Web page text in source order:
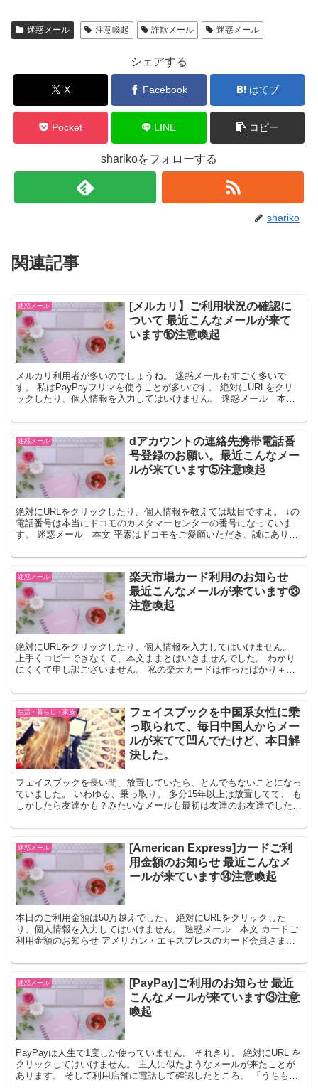
迷惑メール 注意喚起 詐欺メール 迷惑メール
シェアする
X Facebook はてブ
Pocket LINE コピー
sharikoをフォローする
shariko
関連記事
迷惑メール
[メルカリ】ご利用状況の確認に
ついて 最近こんなメールが来て
います⑯注意喚起
メルカリ利用者が多いのでしょうね。 迷惑メールもすごく多いで
す。 私はPayPayフリマを使うことが多いです。 絶対にURLをクリ
ックしたり、個人情報を入力してはいけません。 迷惑メール 本文
迷惑メール
dアカウントの連絡先携帯電話番
号登録のお願い。最近こんなメー
ルが来ています⑤注意喚起
絶対にURLをクリックしたり、個人情報を教えては駄目ですよ。 ↓の
電話番号は本当にドコモのカスタマーセンターの番号になっていま
す。 迷惑メール 本文 平素はドコモをご愛顧いただき、誠にありが
迷惑メール
楽天市場カード利用のお知らせ
最近こんなメールが来ています⑬
注意喚起
絶対にURLをクリックしたり、個人情報を入力してはいけません。
上手くコピーできなくて、本文ままとはいきませんでした。 わかり
にくくて申し訳ございません。 私の楽天カードは作ったばかり＋収
生活・暮らし・家族
フェイスブックを中国系女性に乗
っ取られて、毎日中国人からメー
ルが来てて凹んでたけど、本日解
決した。
フェイスブックを長い間、放置していたら、とんでもないことになっ
ていました。 いわゆる、乗っ取り。 多分15年以上は放置してて、 も
しかしたら友達かも？みたいなメールも最初は友達のお友達でした。
迷惑メール
[American Express]カードご利
用金額のお知らせ 最近こんなメ
ールが来ています⑭注意喚起
本日のご利用金額は50万越えでした。 絶対にURLをクリックした
り、個人情報を入力してはいけません。 迷惑メール 本文 カードご
利用金額のお知らせ アメリカン・エキスプレスのカード会員さまへ
迷惑メール
[PayPay]ご利用のお知らせ 最近
こんなメールが来ています③注意
喚起
PayPayは人生で1度しか使っていません。 それきり。 絶対にURL を
クリックしてはいけません。 主人に似たようなメールが来たことが
あります。 そして利用店舗に電話して確認したところ、 「うちも被